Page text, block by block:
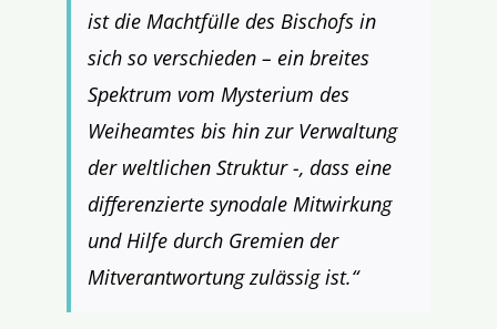
ist die Machtfülle des Bischofs in
sich so verschieden – ein breites
Spektrum vom Mysterium des
Weiheamtes bis hin zur Verwaltung
der weltlichen Struktur -, dass eine
differenzierte synodale Mitwirkung
und Hilfe durch Gremien der
Mitverantwortung zulässig ist.“